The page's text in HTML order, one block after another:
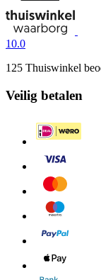
10.0
125 Thuiswinkel
Veilig betalen